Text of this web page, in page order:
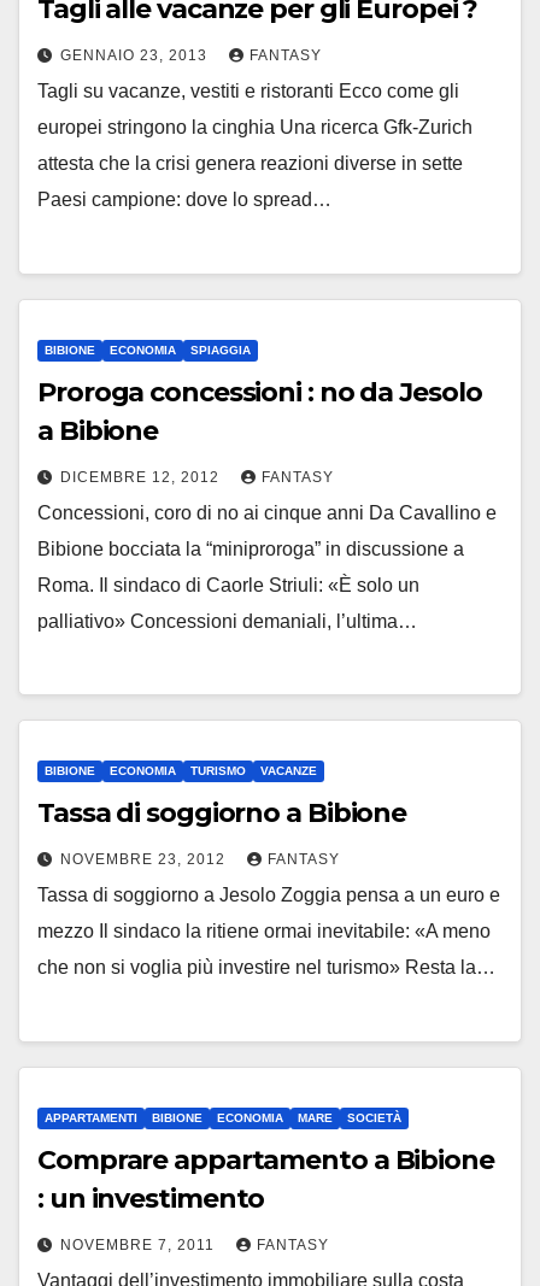
Tagli alle vacanze per gli Europei ?
GENNAIO 23, 2013 FANTASY
Tagli su vacanze, vestiti e ristoranti Ecco come gli
europei stringono la cinghia Una ricerca Gfk-Zurich
attesta che la crisi genera reazioni diverse in sette
Paesi campione: dove lo spread…
BIBIONE ECONOMIA SPIAGGIA
Proroga concessioni : no da Jesolo
a Bibione
DICEMBRE 12, 2012 FANTASY
Concessioni, coro di no ai cinque anni Da Cavallino e
Bibione bocciata la “miniproroga” in discussione a
Roma. Il sindaco di Caorle Striuli: «È solo un
palliativo» Concessioni demaniali, l’ultima…
BIBIONE ECONOMIA TURISMO VACANZE
Tassa di soggiorno a Bibione
NOVEMBRE 23, 2012 FANTASY
Tassa di soggiorno a Jesolo Zoggia pensa a un euro e
mezzo Il sindaco la ritiene ormai inevitabile: «A meno
che non si voglia più investire nel turismo» Resta la…
APPARTAMENTI BIBIONE ECONOMIA MARE SOCIETÀ
Comprare appartamento a Bibione
: un investimento
NOVEMBRE 7, 2011 FANTASY
Vantaggi dell’investimento immobiliare sulla costa